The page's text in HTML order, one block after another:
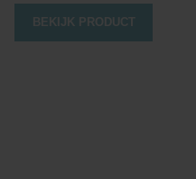
BEKIJK PRODUCT